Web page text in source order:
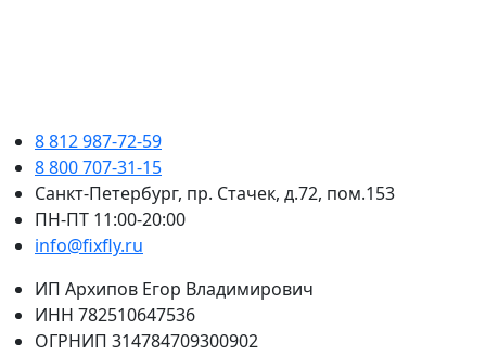
8 812 987-72-59
8 800 707-31-15
Санкт-Петербург, пр. Стачек, д.72, пом.153
ПН-ПТ 11:00-20:00
info@fixfly.ru
ИП Архипов Егор Владимирович
ИНН 782510647536
ОГРНИП 314784709300902